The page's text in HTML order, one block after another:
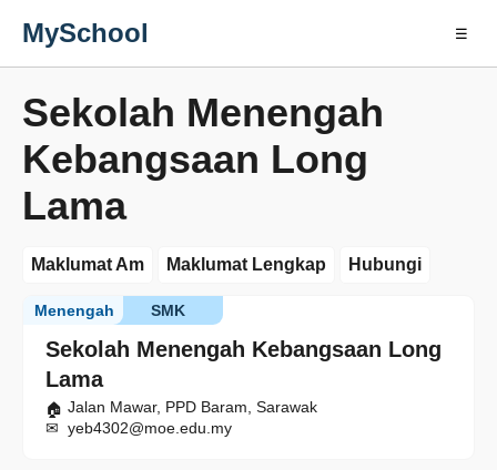
MySchool ☰
Sekolah Menengah
Kebangsaan Long
Lama
Maklumat Am Maklumat Lengkap Hubungi
Sekolah Menengah Kebangsaan Long
Lama
SMK
Menengah
Jalan Mawar, PPD Baram, Sarawak
yeb4302@moe.edu.my